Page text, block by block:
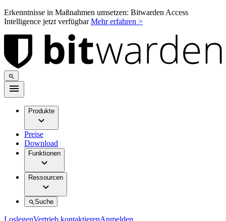
Erkenntnisse in Maßnahmen umsetzen: Bitwarden Access
Intelligence jetzt verfügbarMehr erfahren >
Produkte
Preise
Download
Funktionen
Ressourcen
Suche